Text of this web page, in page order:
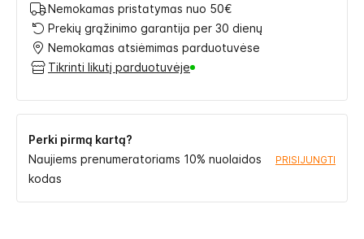
Nemokamas pristatymas nuo 50€
Prekių grąžinimo garantija per 30 dienų
Nemokamas atsiėmimas parduotuvėse
Tikrinti likutį parduotuvėje
Perki pirmą kartą?
Naujiems prenumeratoriams 10% nuolaidos
kodas
PRISIJUNGTI